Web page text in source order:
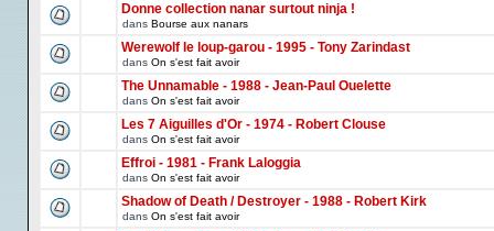
Donne collection nanar surtout ninja !
dans Bourse aux nanars
Werewolf le loup-garou - 1995 - Tony Zarindast
dans On s'est fait avoir
The Unnamable - 1988 - Jean-Paul Ouelette
dans On s'est fait avoir
Les 7 Aiguilles d'Or - 1974 - Robert Clouse
dans On s'est fait avoir
Effroi - 1981 - Frank Laloggia
dans On s'est fait avoir
Shadow of Death / Destroyer - 1988 - Robert Kirk
dans On s'est fait avoir